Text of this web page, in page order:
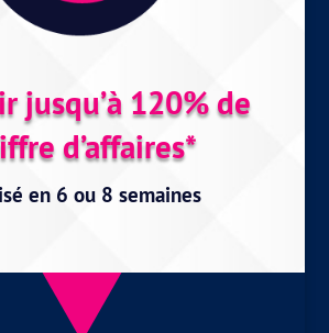
jusqu’à 120% de
d’affaires*
en 6 ou 8 semaines